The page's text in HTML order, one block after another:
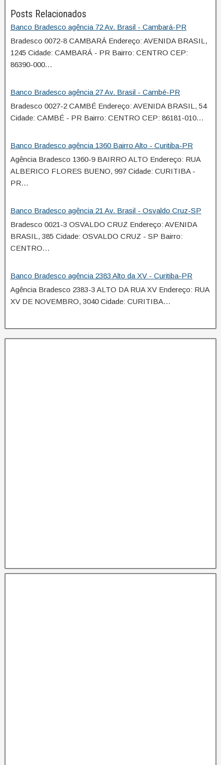
Posts Relacionados
Banco Bradesco agência 72 Av. Brasil - Cambará-PR
Bradesco 0072-8 CAMBARÁ Endereço: AVENIDA BRASIL,
1245 Cidade: CAMBARÁ - PR Bairro: CENTRO CEP:
86390-000…
Banco Bradesco agência 27 Av. Brasil - Cambé-PR
Bradesco 0027-2 CAMBÉ Endereço: AVENIDA BRASIL, 54
Cidade: CAMBÉ - PR Bairro: CENTRO CEP: 86181-010…
Banco Bradesco agência 1360 Bairro Alto - Curitiba-PR
Agência Bradesco 1360-9 BAIRRO ALTO Endereço: RUA
ALBERICO FLORES BUENO, 997 Cidade: CURITIBA -
PR…
Banco Bradesco agência 21 Av. Brasil - Osvaldo Cruz-SP
Bradesco 0021-3 OSVALDO CRUZ Endereço: AVENIDA
BRASIL, 385 Cidade: OSVALDO CRUZ - SP Bairro:
CENTRO…
Banco Bradesco agência 2383 Alto da XV - Curitiba-PR
Agência Bradesco 2383-3 ALTO DA RUA XV Endereço: RUA
XV DE NOVEMBRO, 3040 Cidade: CURITIBA…